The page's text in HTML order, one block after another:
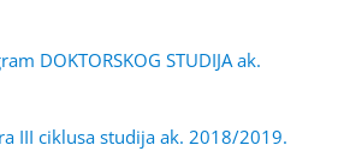
DOKTORSKOG STUDIJA ak.
III ciklusa studija ak. 2018/2019.